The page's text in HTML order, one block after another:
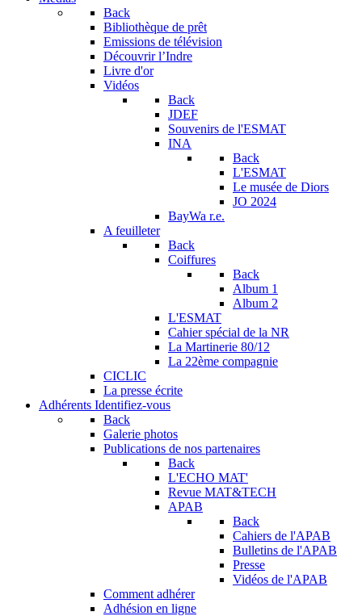
Back
Bibliothèque de prêt
Emissions de télévision
Découvrir l’Indre
Livre d'or
Vidéos
Back
JDEF
Souvenirs de l'ESMAT
INA
Back
L'ESMAT
Le musée de Diors
JO 2024
BayWa r.e.
A feuilleter
Back
Coiffures
Back
Album 1
Album 2
L'ESMAT
Cahier spécial de la NR
La Martinerie 80/12
La 22ème compagnie
CICLIC
La presse écrite
Adhérents Identifiez-vous
Back
Galerie photos
Publications de nos partenaires
Back
L'ECHO MAT'
Revue MAT&TECH
APAB
Back
Cahiers de l'APAB
Bulletins de l'APAB
Presse
Vidéos de l'APAB
Comment adhérer
Adhésion en ligne